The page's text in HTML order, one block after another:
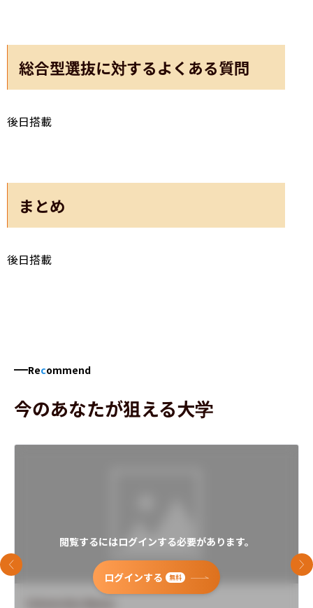
総合型選抜に対するよくある質問
後日搭載
まとめ
後日搭載
Recommend
今のあなたが狙える大学
閲覧するにはログインする必要があります。
ログインする 無料
前のスライド 次